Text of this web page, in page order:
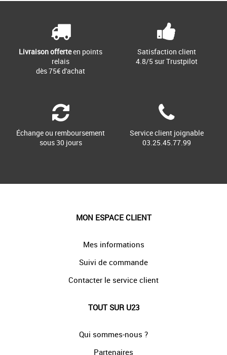
Livraison offerteen points
relais
dès 75€ d'achat
Satisfaction client
4.8/5 sur Trustpilot
Échange ou remboursement
sous 30 jours
Service client joignable
03.25.45.77.99
MON ESPACE CLIENT
Mes informations
Suivi de commande
Contacter le service client
TOUT SUR U23
Qui sommes-nous ?
Partenaires